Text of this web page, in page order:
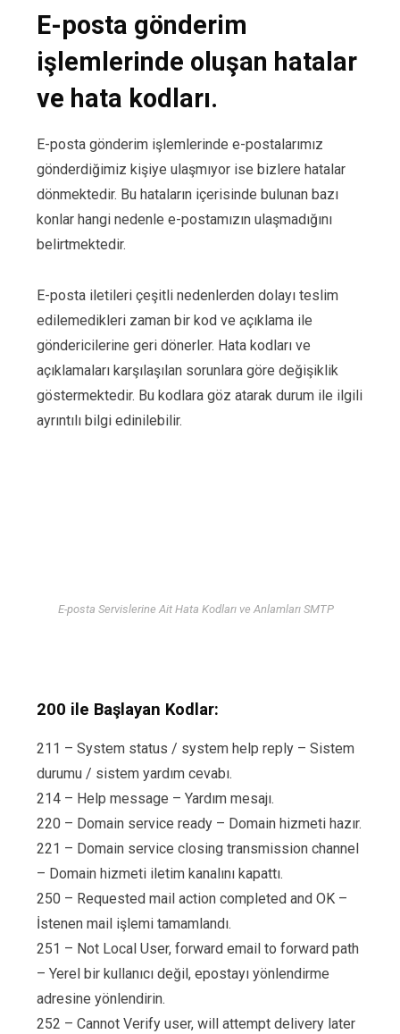
E-posta gönderim
işlemlerinde oluşan hatalar
ve hata kodları.
E-posta gönderim işlemlerinde e-postalarımız
gönderdiğimiz kişiye ulaşmıyor ise bizlere hatalar
dönmektedir. Bu hataların içerisinde bulunan bazı
konlar hangi nedenle e-postamızın ulaşmadığını
belirtmektedir.
E-posta iletileri çeşitli nedenlerden dolayı teslim
edilemedikleri zaman bir kod ve açıklama ile
göndericilerine geri dönerler. Hata kodları ve
açıklamaları karşılaşılan sorunlara göre değişiklik
göstermektedir. Bu kodlara göz atarak durum ile ilgili
ayrıntılı bilgi edinilebilir.
E-posta Servislerine Ait Hata Kodları ve Anlamları SMTP
200 ile Başlayan Kodlar:
211 – System status / system help reply – Sistem
durumu / sistem yardım cevabı.
214 – Help message – Yardım mesajı.
220 – Domain service ready – Domain hizmeti hazır.
221 – Domain service closing transmission channel
– Domain hizmeti iletim kanalını kapattı.
250 – Requested mail action completed and OK –
İstenen mail işlemi tamamlandı.
251 – Not Local User, forward email to forward path
– Yerel bir kullanıcı değil, epostayı yönlendirme
adresine yönlendirin.
252 – Cannot Verify user, will attempt delivery later